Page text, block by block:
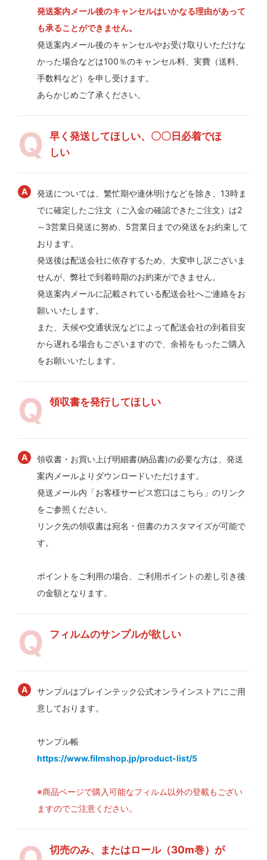
発送案内メール後のキャンセルはいかなる理由があって
も承ることができません。
発送案内メール後のキャンセルやお受け取りいただけな
かった場合などは100％のキャンセル料、実費（送料、
手数料など）を申し受けます。
あらかじめご了承ください。
早く発送してほしい、〇〇日必着でほ
しい
発送については、繁忙期や連休明けなどを除き、13時ま
でに確定したご注文（ご入金の確認できたご注文）は2
～3営業日発送に努め、5営業日までの発送をお約束して
おります。
発送後は配送会社に依存するため、大変申し訳ございま
せんが、弊社で到着時期のお約束ができません。
発送案内メールに記載されている配送会社へご連絡をお
願いいたします。
また、天候や交通状況などによって配送会社の到着目安
から遅れる場合もございますので、余裕をもったご購入
をお願いいたします。
領収書を発行してほしい
領収書・お買い上げ明細書(納品書)の必要な方は、発送
案内メールよりダウンロードいただけます。
発送メール内「お客様サービス窓口はこちら」のリンク
をご参照ください。
リンク先の領収書は宛名・但書のカスタマイズが可能で
す。
ポイントをご利用の場合、ご利用ポイントの差し引き後
の金額となります。
フィルムのサンプルが欲しい
サンプルはブレインテック公式オンラインストアにご用
意しております。
サンプル帳
https://www.filmshop.jp/product-list/5
※商品ページで購入可能なフィルム以外の登載もござい
ますのでご注意ください。
切売のみ、またはロール（30m巻）が